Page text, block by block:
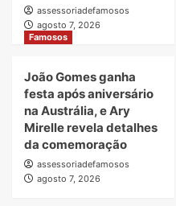
assessoriadefamosos
agosto 7, 2026
Famosos
João Gomes ganha
festa após aniversário
na Austrália, e Ary
Mirelle revela detalhes
da comemoração
assessoriadefamosos
agosto 7, 2026